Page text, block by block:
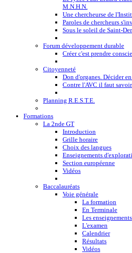
M.N.H.N.
Une chercheurse de
Paroles de chercheurs
Sous le soleil de Saint-
Forum développement durable
Créer c'est prendre
Citoyenneté
Don d'organes. Décider
Contre l'AVC il faut savoir
Planning R.E.S.T.E.
Formations
La 2nde GT
Introduction
Grille horaire
Choix des langues
Enseignements
Section européenne
Vidéos
Baccalauréats
Voie générale
La formation
En Terminale
Les enseignements
L'examen
Calendrier
Résultats
Vidéos